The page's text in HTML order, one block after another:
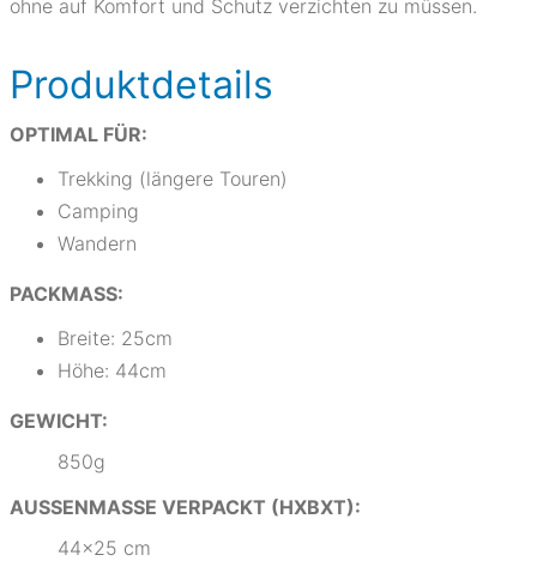
ohne auf Komfort und Schutz verzichten zu müssen.
Produktdetails
OPTIMAL FÜR:
Trekking (längere Touren)
Camping
Wandern
PACKMASS:
Breite: 25cm
Höhe: 44cm
GEWICHT:
850g
AUSSENMASSE VERPACKT (HXBXT):
44x25 cm